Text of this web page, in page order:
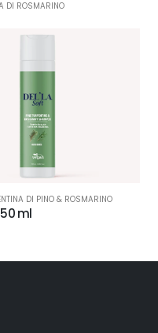
DI ROSMARINO
DI PINO & ROSMARINO
ml